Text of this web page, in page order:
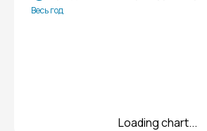
Весь год
Loading chart...